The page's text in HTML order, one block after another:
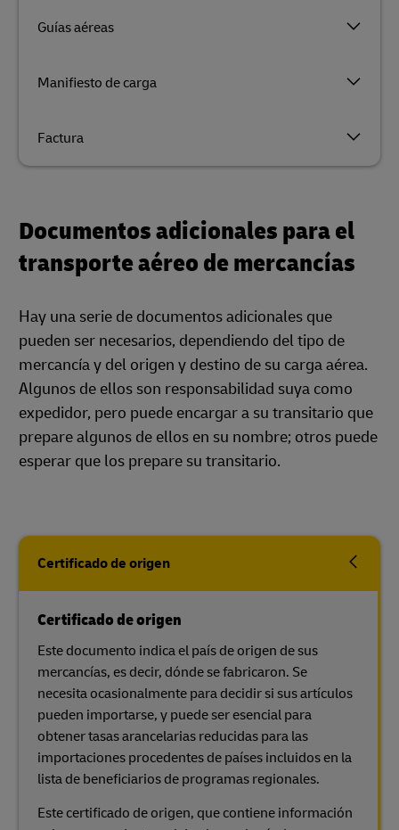
Guías aéreas
Manifiesto de carga
Factura
Documentos adicionales para el
transporte aéreo de mercancías
Hay una serie de documentos adicionales que
pueden ser necesarios, dependiendo del tipo de
mercancía y del origen y destino de su carga aérea.
Algunos de ellos son responsabilidad suya como
expedidor, pero puede encargar a su transitario que
prepare algunos de ellos en su nombre; otros puede
esperar que los prepare su transitario.
Certificado de origen
Certificado de origen
Este documento indica el país de origen de sus
mercancías, es decir, dónde se fabricaron. Se
necesita ocasionalmente para decidir si sus artículos
pueden importarse, y puede ser esencial para
obtener tasas arancelarias reducidas para las
importaciones procedentes de países incluidos en la
lista de beneficiarios de programas regionales.
Este certificado de origen, que contiene información